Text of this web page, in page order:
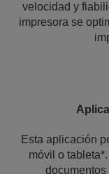
velocidad y
impresora se
Esta aplicación
móvil o
documentos